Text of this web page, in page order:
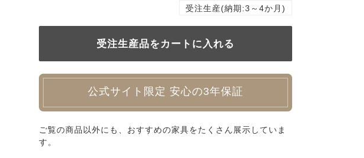
受注生産(納期:3～4か月)
公式サイト限定 安心の3年保証
ご覧の商品以外にも、おすすめの家具をたくさん展示していま
す。